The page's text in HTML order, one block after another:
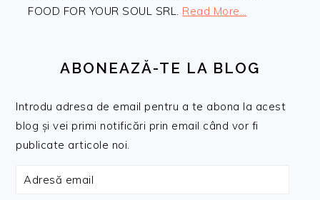
FOOD FOR YOUR SOUL SRL. Read More…
ABONEAZĂ-TE LA BLOG
Introdu adresa de email pentru a te abona la acest
blog și vei primi notificări prin email când vor fi
publicate articole noi.
Adresă